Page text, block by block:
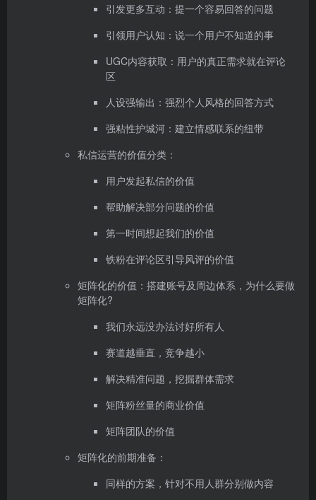
引发更多互动：提一个容易回答的问题
引领用户认知：说一个用户不知道的事
UGC内容获取：用户的真正需求就在评论
区
人设强输出：强烈个人风格的回答方式
强粘性护城河：建立情感联系的纽带
私信运营的价值分类：
用户发起私信的价值
帮助解决部分问题的价值
第一时间想起我们的价值
铁粉在评论区引导风评的价值
矩阵化的价值：搭建账号及周边体系，为什么要做
矩阵化?
我们永远没办法讨好所有人
赛道越垂直，竞争越小
解决精准问题，挖掘群体需求
矩阵粉丝量的商业价值
矩阵团队的价值
矩阵化的前期准备：
同样的方案，针对不用人群分别做内容